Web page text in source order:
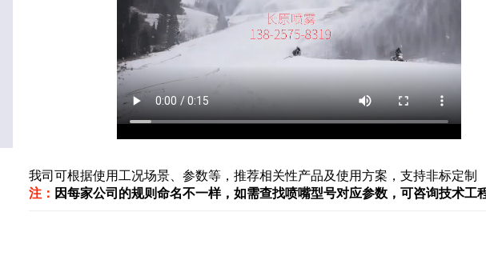
我司可根据使用工况场景、参数等，推荐相关性产品及使用方案，支持非标定制
注： 因每家公司的规则命名不一样，如需查找喷嘴型号对应参数，可咨询技术工